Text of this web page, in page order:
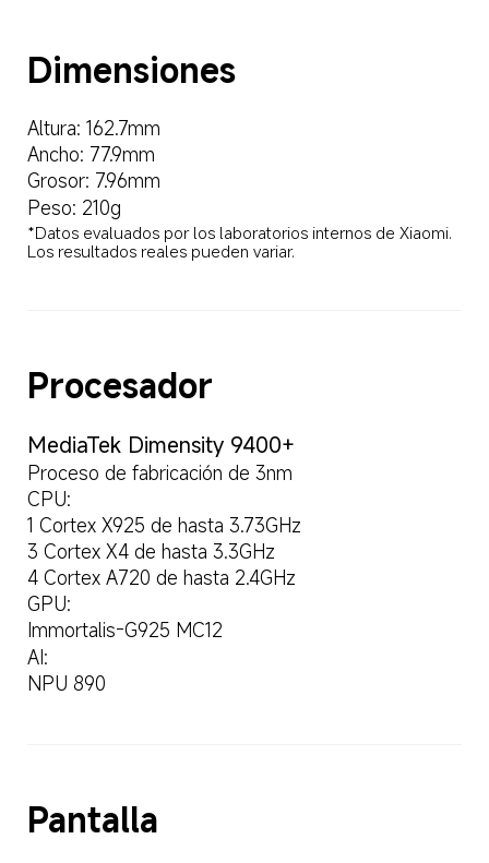
Dimensiones
Altura: 162.7mm
Ancho: 77.9mm
Grosor: 7.96mm
Peso: 210g
*Datos evaluados por los laboratorios internos de Xiaomi.
Los resultados reales pueden variar.
Procesador
MediaTek Dimensity 9400+
Proceso de fabricación de 3nm
CPU:
1 Cortex X925 de hasta 3.73GHz
3 Cortex X4 de hasta 3.3GHz
4 Cortex A720 de hasta 2.4GHz
GPU:
Immortalis-G925 MC12
AI:
NPU 890
Pantalla